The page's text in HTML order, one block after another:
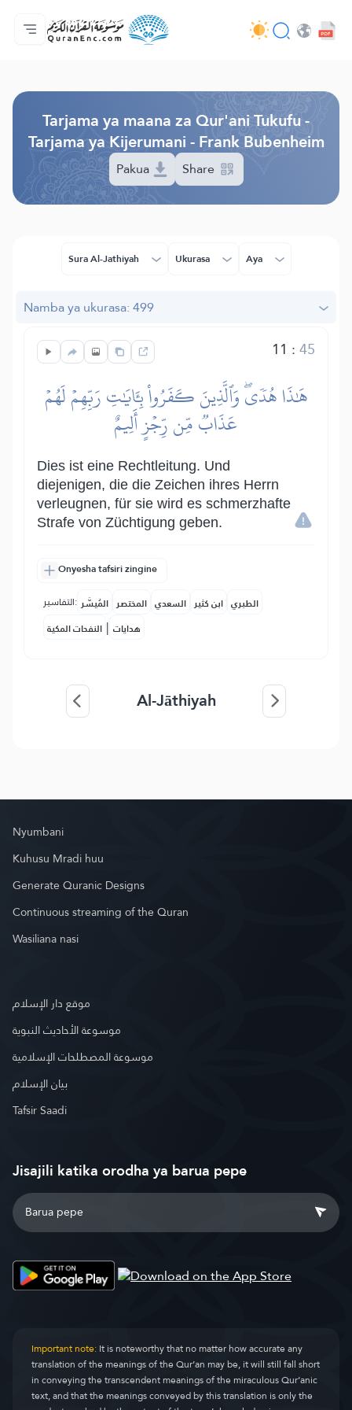
Nyumbani
Faharasa ya tarjama zote
Audio
Huduma za watengenezaji programu - API
Kuhusu Mradi huu
Wasiliana nasi
Lugha
Tarjama ya maana za Qur'ani Tukufu -
Tarjama ya Kijerumani - Frank Bubenheim
Pakua Share
Sura Al-Jathiyah Ukurasa Aya
Namba ya ukurasa: 499
11 :45
هَٰذَا هُدٗىۖ وَٱلَّذِينَ كَفَرُواْ بِـَٔايَٰتِ رَبِّهِمۡ لَهُمۡ
عَذَابٞ مِّن رِّجۡزٍ أَلِيمٌ
Dies ist eine Rechtleitung. Und
diejenigen, die die Zeichen ihres Herrn
verleugnen, für sie wird es schmerzhafte
Strafe von Züchtigung geben.
Onyesha tafsiri zingine
التفاسير: المُيسَّر المختصر السعدي ابن كثير الطبري
النفحات المكية | هدايات
Al-Jāthiyah
Nyumbani
Kuhusu Mradi huu
Generate Quranic Designs
Continuous streaming of the Quran
Wasiliana nasi
موقع دار الإسلام
موسوعة الأحاديث النبوية
موسوعة المصطلحات الإسلامية
بيان الإسلام
Tafsir Saadi
Jisajili katika orodha ya barua pepe
Important note:It is noteworthy that no matter how accurate any
translation of the meanings of the Qur’an may be, it will still fall short
in conveying the transcendent meanings of the miraculous Qur’anic
text, and that the meanings conveyed by this translation is only the